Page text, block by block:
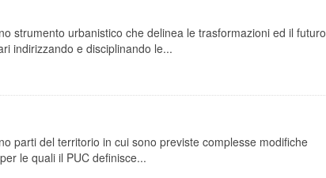
strumento urbanistico che delinea le trasformazioni ed il futuro
indirizzando e disciplinando le...
parti del territorio in cui sono previste complesse modifiche
le quali il PUC definisce...